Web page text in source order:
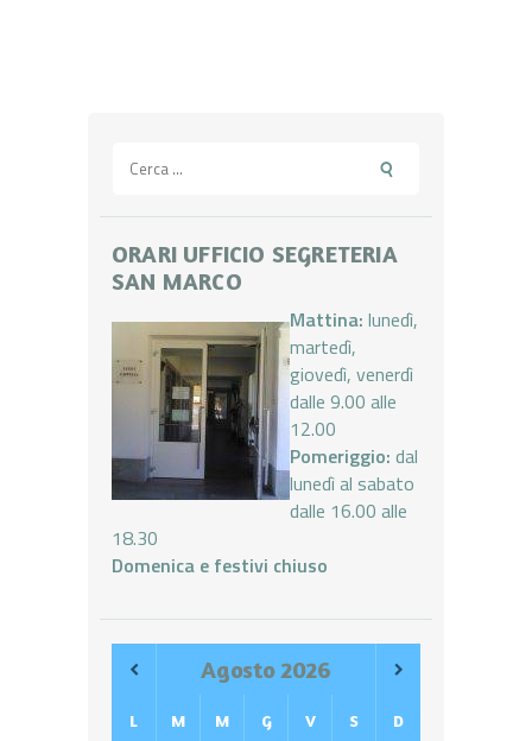
per:
ORARI UFFICIO SEGRETERIA
SAN MARCO
Mattina: lunedì,
martedì,
giovedì, venerdì
dalle 9.00 alle
12.00
Pomeriggio: dal
lunedì al sabato
dalle 16.00 alle
18.30
Domenica e festivi chiuso
Agosto 2026
L M M G V S D